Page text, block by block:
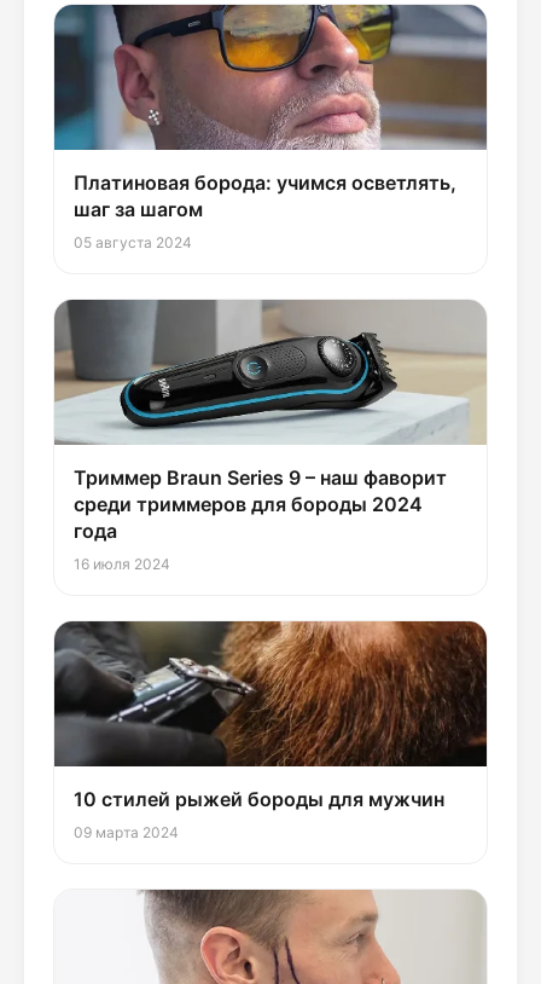
Платиновая борода: учимся осветлять,
шаг за шагом
05 августа 2024
Триммер Braun Series 9 – наш фаворит
среди триммеров для бороды 2024
года
16 июля 2024
10 стилей рыжей бороды для мужчин
09 марта 2024